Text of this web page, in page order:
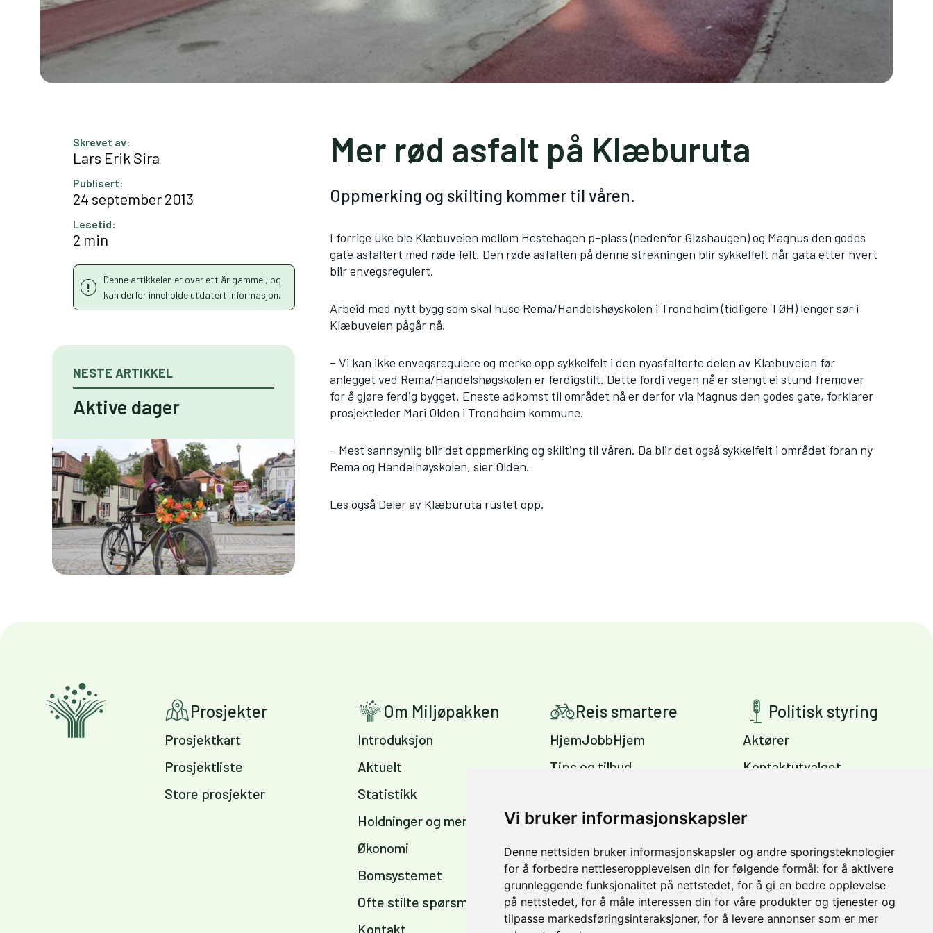
Vi bruker informasjonskapsler
Denne nettsiden bruker informasjonskapsler og andre sporingsteknologier
for å forbedre nettleseropplevelsen din for følgende formål: for å aktivere
grunnleggende funksjonalitet på nettstedet, for å gi en bedre opplevelse
på nettstedet, for å måle interessen din for våre produkter og tjenester og
tilpasse markedsføringsinteraksjoner, for å levere annonser som er mer
Skrevet av:
Lars Erik Sira
Publisert:
24 september 2013
Lesetid:
2 min
Denne artikkelen er over ett år gammel, og
kan derfor inneholde utdatert informasjon.
Mer rød asfalt på Klæburuta
Oppmerking og skilting kommer til våren.
I forrige uke ble Klæbuveien mellom Hestehagen p-plass (nedenfor Gløshaugen) og Magnus den godes
gate asfaltert med røde felt. Den røde asfalten på denne strekningen blir sykkelfelt når gata etter hvert
blir envegsregulert.
Arbeid med nytt bygg som skal huse Rema/Handelshøyskolen i Trondheim (tidligere TØH) lenger sør i
Klæbuveien pågår nå.
– Vi kan ikke envegsregulere og merke opp sykkelfelt i den nyasfalterte delen av Klæbuveien før
anlegget ved Rema/Handelshøgskolen er ferdigstilt. Dette fordi vegen nå er stengt ei stund fremover
for å gjøre ferdig bygget. Eneste adkomst til området nå er derfor via Magnus den godes gate, forklarer
prosjektleder Mari Olden i Trondheim kommune.
– Mest sannsynlig blir det oppmerking og skilting til våren. Da blir det også sykkelfelt i området foran ny
Rema og Handelhøyskolen, sier Olden.
Les også Deler av Klæburuta rustet opp.
NESTE ARTIKKEL
Aktive dager
Prosjekter
Prosjektkart
Prosjektliste
Store prosjekter
Om Miljøpakken
Introduksjon
Aktuelt
Statistikk
Holdninger og meninger
Økonomi
Bomsystemet
Ofte stilte spørsmål
Kontakt
Reis smartere
HjemJobbHjem
Tips og tilbud
arbeidsplass
sommer og vinter
Politisk styring
Aktører
Kontaktutvalget
Miljøpakkens mål